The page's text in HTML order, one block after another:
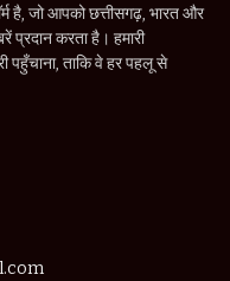
है, जो आपको छत्तीसगढ़, भारत और
प्रदान करता है। हमारी
पहुँचाना, ताकि वे हर पहलू से